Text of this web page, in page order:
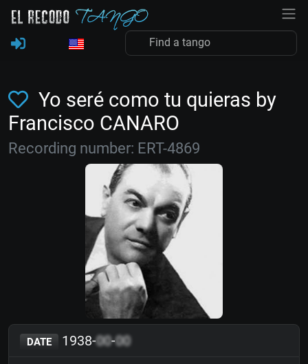
Yo seré como tu quieras by
Francisco CANARO
Recording number: ERT-4869
DATE 1938-00-00